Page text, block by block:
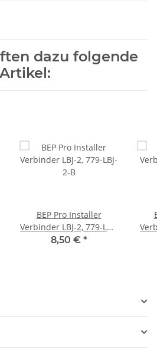
dazu folgende
Artikel:
BEP Pro Installer
Verbinder LBJ-2, 779-LBJ-
2-B
8,50 € *